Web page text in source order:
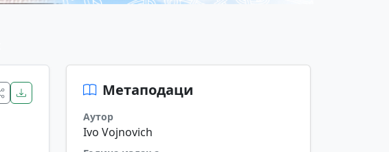
Метаподаци
Аутор
Ivo Vojnovich